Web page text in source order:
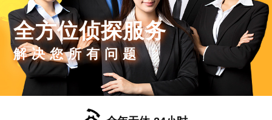
全方位侦探服务
解决您所有问题